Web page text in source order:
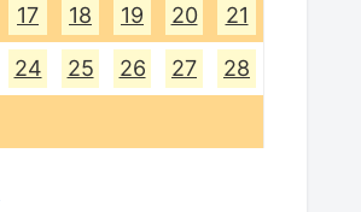
17 18 19 20 21
24 25 26 27 28